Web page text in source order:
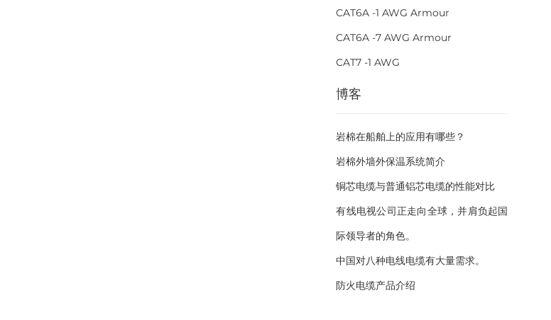
CAT6A -1 AWG Armour
CAT6A -7 AWG Armour
CAT7 -1 AWG
博客
岩棉在船舶上的应用有哪些？
岩棉外墙外保温系统简介
铜芯电缆与普通铝芯电缆的性能对比
有线电视公司正走向全球，并肩负起国
际领导者的角色。
中国对八种电线电缆有大量需求。
防火电缆产品介绍